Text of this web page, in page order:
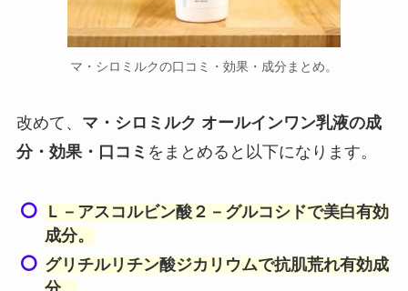
マ・シロミルクの口コミ・効果・成分まとめ。
改めて、 マ・シロミルク オールインワン乳液の成
分・効果・口コミ をまとめると以下になります。
Ｌ－アスコルビン酸２－グルコシドで美白有効
成分。
グリチルリチン酸ジカリウムで抗肌荒れ有効成